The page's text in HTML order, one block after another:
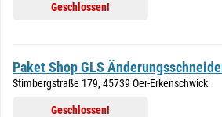
Geschlossen!
Paket Shop GLS
Stimbergstraße 179, 45739 Oer-Erkenschwick
Geschlossen!